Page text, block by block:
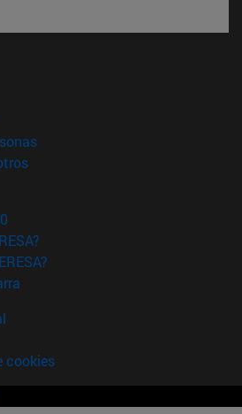
nueva ventana)
(abre en nueva ventana)
(abre en nueva ventana)
cookies